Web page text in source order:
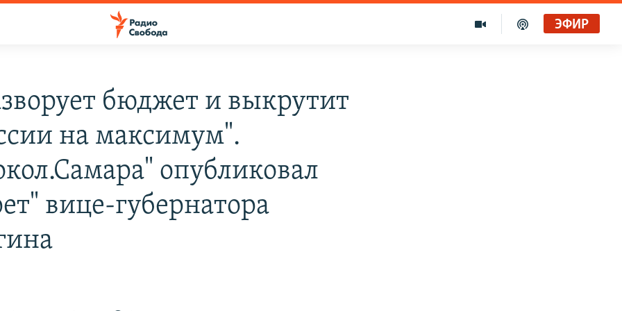
ЭФИР
бюджет и выкрутит
на максимум".
опубликовал
вице-губернатора